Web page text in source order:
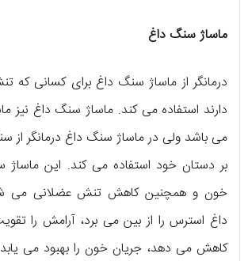
ماساژ سنگ داغ
درمانگر از ماساژ سنگ داغ برای کسانی که
دارند استفاده می کند. ماساژ سنگ داغ نیز
می باشد ولی در ماساژ سنگ داغ درمانگر از
بر دستان خود استفاده می کند. این ماساژ
خون و همچنین کاهش تنش عضلانی می
داغ استرس را از بین می برد، آرامش را
کاهش می دهد، جریان خون را بهبود می